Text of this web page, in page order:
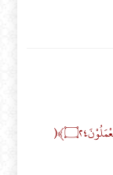
﴿یَّوْمَ تَشْهَدُ عَلَیْهِمْ اَلْسِنَتُهُمْ وَ اَیْدِیْهِمْ وَ اَرْجُلُهُمْ بِمَا كَانُوْا یَعْمَلُوْنَ۝۲۴﴾(